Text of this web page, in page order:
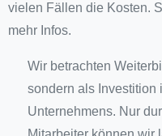
vielen Fällen die Kosten.
mehr Infos.
Wir betrachten
sondern als Investition
Unternehmens. Nur